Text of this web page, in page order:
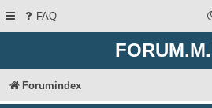
FAQ
Forumindex